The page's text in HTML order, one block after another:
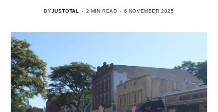
BYJUSTOTAL 2 MIN READ 6 NOVEMBER 2025